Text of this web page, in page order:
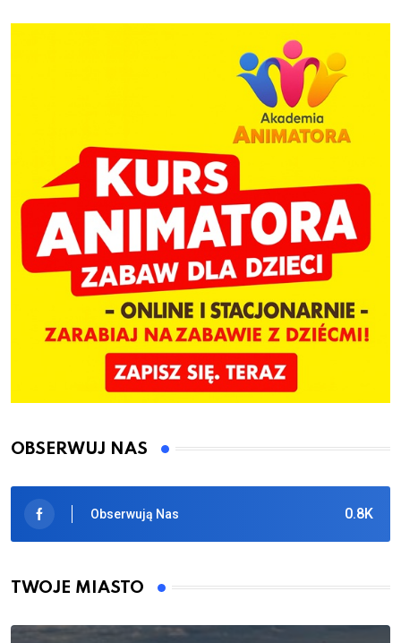
OBSERWUJ NAS
0.8K
Obserwują Nas
TWOJE MIASTO